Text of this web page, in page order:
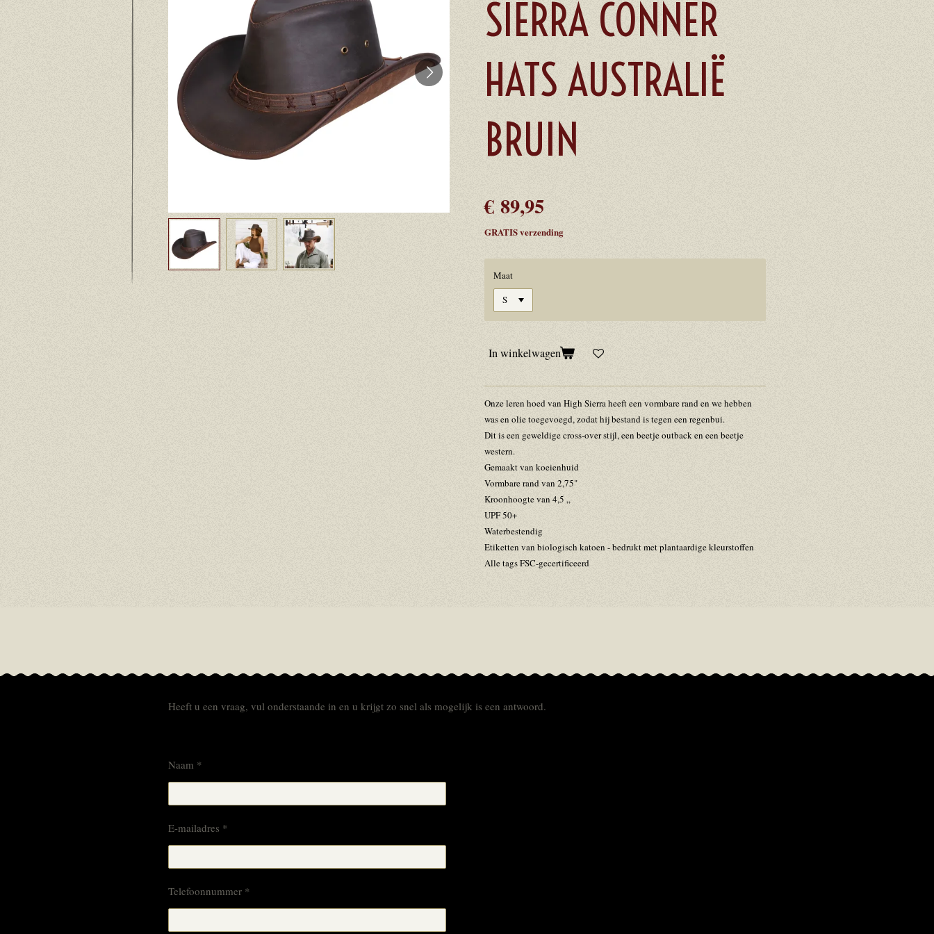
SIERRA CONNER
HATS AUSTRALIË
BRUIN
€ 89,95
GRATIS verzending
Maat
In winkelwagen
Onze leren hoed van High Sierra heeft een vormbare rand en we hebben
was en olie toegevoegd, zodat hij bestand is tegen een regenbui.
Dit is een geweldige cross-over stijl, een beetje outback en een beetje
western.
Gemaakt van koeienhuid
Vormbare rand van 2,75"
Kroonhoogte van 4,5 „
UPF 50+
Waterbestendig
Etiketten van biologisch katoen - bedrukt met plantaardige kleurstoffen
Alle tags FSC-gecertificeerd
Heeft u een vraag, vul onderstaande in en u krijgt zo snel als mogelijk is een antwoord.
Naam *
E-mailadres *
Telefoonnummer *